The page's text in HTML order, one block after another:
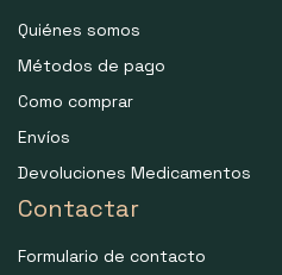
Quiénes somos
Métodos de pago
Como comprar
Envíos
Devoluciones Medicamentos
Contactar
Formulario de contacto